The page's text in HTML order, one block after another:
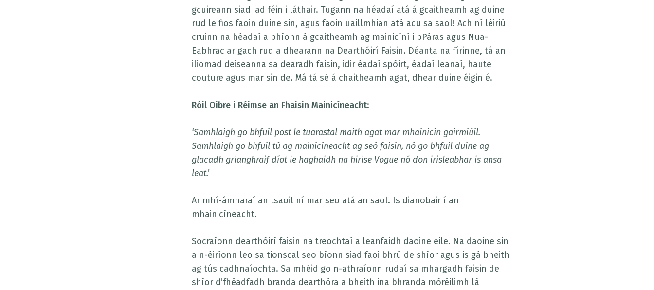
gcuireann siad iad féin i láthair. Tugann na héadaí atá á gcaitheamh ag duine
rud le fios faoin duine sin, agus faoin uaillmhian atá acu sa saol! Ach ní léiriú
cruinn na héadaí a bhíonn á gcaitheamh ag mainicíní i bPáras agus Nua-
Eabhrac ar gach rud a dhearann na Dearthóirí Faisin. Déanta na fírinne, tá an
iliomad deiseanna sa dearadh faisin, idir éadaí spóirt, éadaí leanaí, haute
couture agus mar sin de. Má tá sé á chaitheamh agat, dhear duine éigin é.
Róil Oibre i Réimse an Fhaisin Mainicíneacht:
‘Samhlaigh go bhfuil post le tuarastal maith agat mar mhainicín gairmiúil.
Samhlaigh go bhfuil tú ag mainicíneacht ag seó faisin, nó go bhfuil duine ag
glacadh grianghraif díot le haghaidh na hirise Vogue nó don irisleabhar is ansa
leat.’
Ar mhí-ámharaí an tsaoil ní mar seo atá an saol. Is dianobair í an
mhainicíneacht.
Socraíonn dearthóirí faisin na treochtaí a leanfaidh daoine eile. Na daoine sin
a n-éiríonn leo sa tionscal seo bíonn siad faoi bhrú de shíor agus is gá bheith
ag tús cadhnaíochta. Sa mhéid go n-athraíonn rudaí sa mhargadh faisin de
shíor d’fhéadfadh branda dearthóra a bheith ina bhranda móréilimh lá